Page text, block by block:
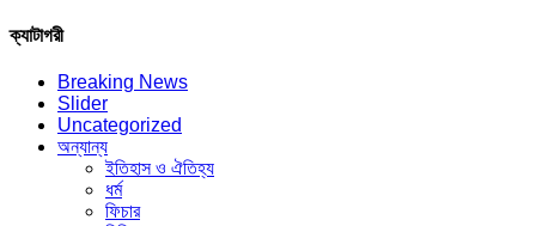
ক্যাটাগরী
Breaking News
Slider
Uncategorized
অন্যান্য
ইতিহাস ও ঐতিহ্য
ধর্ম
ফিচার